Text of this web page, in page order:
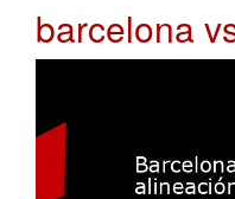
barcelona